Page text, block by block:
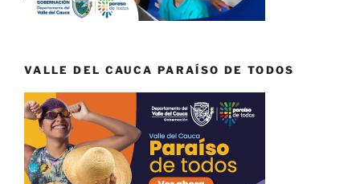
VALLE DEL CAUCA PARAÍSO DE TODOS